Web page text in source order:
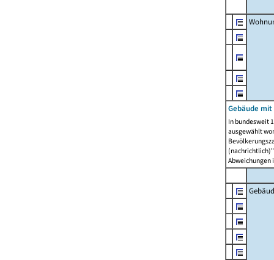
Gebäude
In bundesweit
ausgewählt
Abweichungen